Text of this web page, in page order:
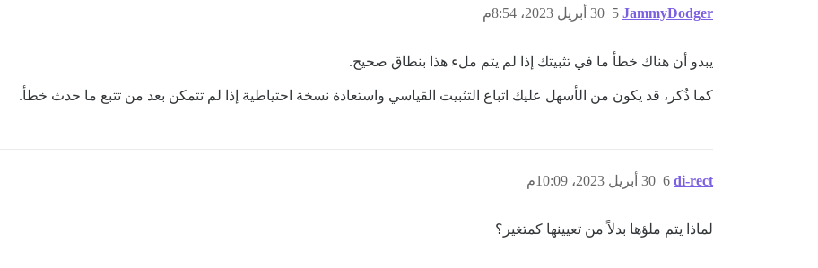
JammyDodger 30 أبريل 2023، 8:54م 5
يبدو أن هناك خطأ ما في تثبيتك إذا لم يتم ملء هذا بنطاق صحيح.
كما ذُكر، قد يكون من الأسهل عليك اتباع التثبيت القياسي واستعادة نسخة احتياطية إذا لم تتمكن بعد من تتبع ما حدث خطأ.
di-rect 30 أبريل 2023، 10:09م 6
لماذا يتم ملؤها بدلاً من تعيينها كمتغير؟